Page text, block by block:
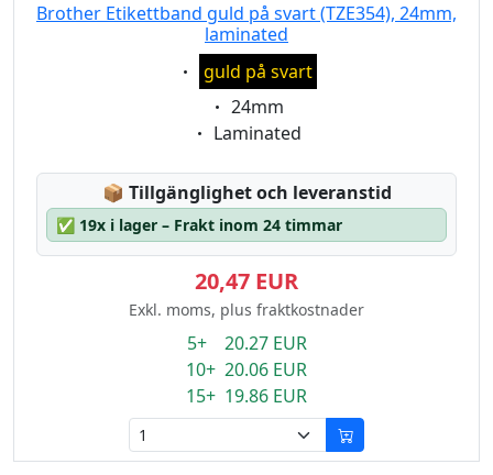
Brother Etikettband guld på svart (TZE354), 24mm,
laminated
Eigenschaft:
guld på svart
Eigenschaft:
24mm
Eigenschaft:
Laminated
📦 Lagerstatus:
Tillgänglighet och leveranstid
✅ 19x i lager – Frakt inom 24 timmar
20,47 EUR
Exkl. moms, plus fraktkostnader
5+ 20.27 EUR
10+ 20.06 EUR
15+ 19.86 EUR